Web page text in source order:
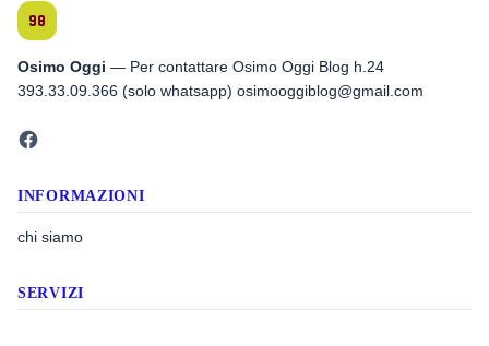
Osimo Oggi — Per contattare Osimo Oggi Blog h.24
393.33.09.366 (solo whatsapp) osimooggiblog@gmail.com
INFORMAZIONI
chi siamo
SERVIZI